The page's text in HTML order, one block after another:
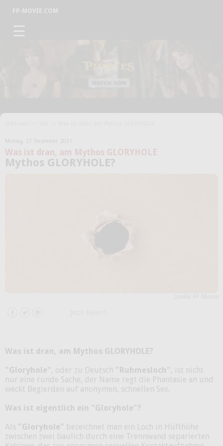
FP-MOVIE.COM
☰
Montag, 27 Dezember
Was ist dran, am Mythos GLORYHOLE
Mythos GLORYHOLE?
Was ist dran, am Mythos GLORYHOLE?
"Gloryhole", oder zu Deutsch "Ruhmesloch", ist nicht
nur eine runde Sache, der Name regt die Phantasie an und
weckt Begierden auf anonymen, schnellen Sex.
Was ist eigentlich ein "Gloryhole"?
Als "Gloryhole" bezeichnet man ein Loch in Hüfthöhe
zwischen zwei baulich durch eine Trennwand separierten